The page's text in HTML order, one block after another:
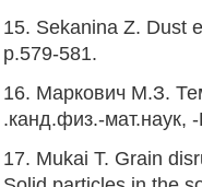
15. Sekanina Z. Dust
p.579-581.
16. Маркович М.З.
.канд.физ.-мат.наук,
17. Mukai Т. Grain